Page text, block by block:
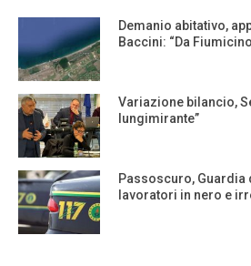
Demanio abitativo,
Baccini: “Da
Variazione bilancio,
lungimirante”
Passoscuro, Guardia
lavoratori in nero e